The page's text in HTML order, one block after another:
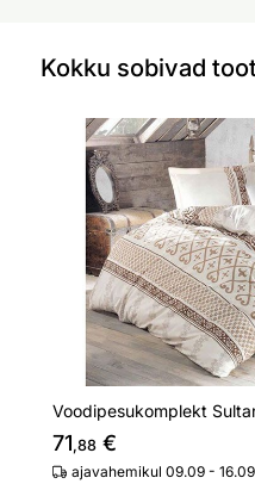
Kokku sobivad
Voodipesukomplekt
Voodipesukomplekt
71,88 €
ajavahemikul 09.09 - 16.09